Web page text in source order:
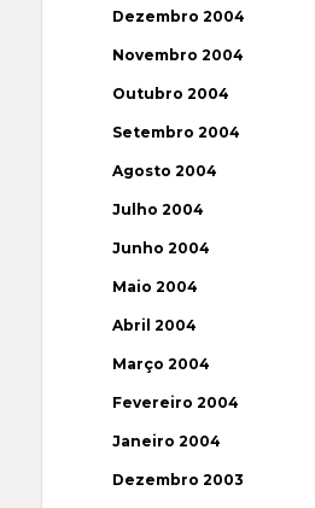
Dezembro 2004
Novembro 2004
Outubro 2004
Setembro 2004
Agosto 2004
Julho 2004
Junho 2004
Maio 2004
Abril 2004
Março 2004
Fevereiro 2004
Janeiro 2004
Dezembro 2003